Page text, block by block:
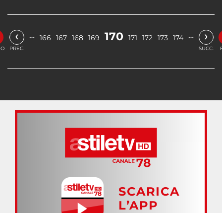
‹
PREC.
… 166 167 168 169 170 171 172 173 174 … ›
SUCC.
SCARICA
L’APP